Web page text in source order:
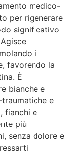
medico-
per rigenerare
significativo
i
favorendo la
È
bianche e
e
fianchi e
più
senza dolore e